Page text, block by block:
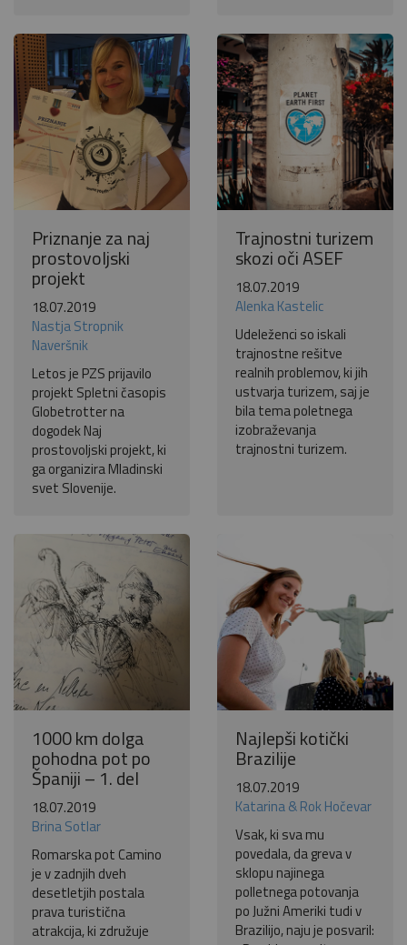
Priznanje za naj
prostovoljski
projekt
18.07.2019
Nastja Stropnik
Naveršnik
Letos je PZS prijavilo
projekt Spletni časopis
Globetrotter na
dogodek Naj
prostovoljski projekt, ki
ga organizira Mladinski
svet Slovenije.
Trajnostni turizem
skozi oči ASEF
18.07.2019
Alenka Kastelic
Udeleženci so iskali
trajnostne rešitve
realnih problemov, ki jih
ustvarja turizem, saj je
bila tema poletnega
izobraževanja
trajnostni turizem.
1000 km dolga
pohodna pot po
Španiji – 1. del
18.07.2019
Brina Sotlar
Romarska pot Camino
je v zadnjih dveh
desetletjih postala
prava turistična
atrakcija, ki združuje
Najlepši kotički
Brazilije
18.07.2019
Katarina & Rok Hočevar
Vsak, ki sva mu
povedala, da greva v
sklopu najinega
polletnega potovanja
po Južni Ameriki tudi v
Brazilijo, naju je posvaril: